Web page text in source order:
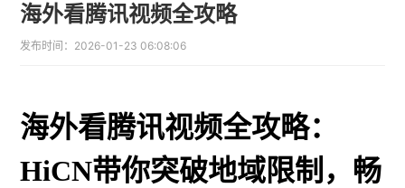
海外看腾讯视频全攻略
发布时间： 2026-01-23 06:08:06
海外看腾讯视频全攻略：
HiCN带你突破地域限制，畅